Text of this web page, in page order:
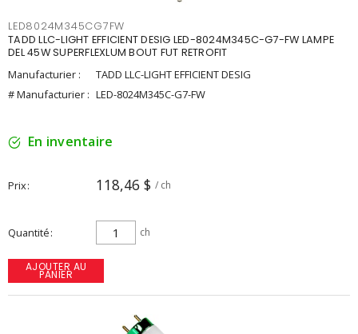
LED8024M345CG7FW
TADD LLC-LIGHT EFFICIENT DESIG LED-8024M345C-G7-FW LAMPE
DEL 45W SUPERFLEXLUM BOUT FUT RETROFIT
Manufacturier :
TADD LLC-LIGHT EFFICIENT DESIG
# Manufacturier : LED-8024M345C-G7-FW
En inventaire
Prix 118,46 $ / ch
Quantité ch
AJOUTER AU
PANIER